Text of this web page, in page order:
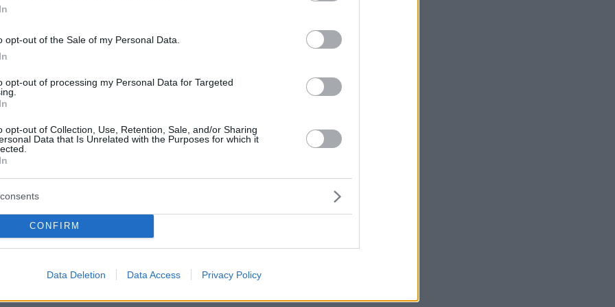
opt-out of the Sale of my Personal Data.
opt-out of processing my Personal Data for Targeted
opt-out of Collection, Use, Retention, Sale, and/or Sharing
Data that Is Unrelated with the Purposes for which it
CONFIRM
Data Deletion Data Access Privacy Policy
pay £3…
(@darrengrimes_)July 20, 2025
και επιθέσεις σε αστυνομικούς
οι καταγγελίες περιλαμβάνουν:
βιασμό
επίθεση